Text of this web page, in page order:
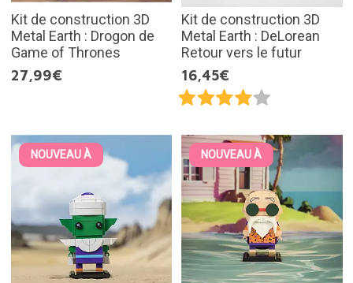
Kit de construction 3D
Metal Earth : Drogon de
Game of Thrones
27,99€
Kit de construction 3D
Metal Earth : DeLorean
Retour vers le futur
16,45€
NOUVEAU À NOUVEAU À